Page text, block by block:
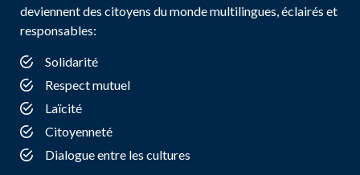
deviennent des citoyens du monde multilingues, éclairés et
responsables:
Solidarité
Respect mutuel
Laïcité
Citoyenneté
Dialogue entre les cultures